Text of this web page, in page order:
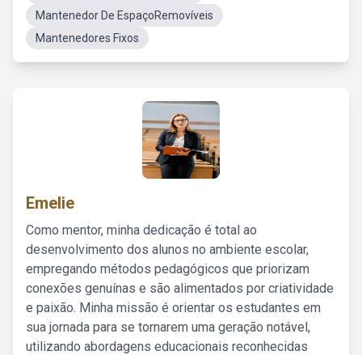
Mantenedor De EspaçoRemovíveis
Mantenedores Fixos
Emelie
Como mentor, minha dedicação é total ao
desenvolvimento dos alunos no ambiente escolar,
empregando métodos pedagógicos que priorizam
conexões genuínas e são alimentados por criatividade
e paixão. Minha missão é orientar os estudantes em
sua jornada para se tornarem uma geração notável,
utilizando abordagens educacionais reconhecidas